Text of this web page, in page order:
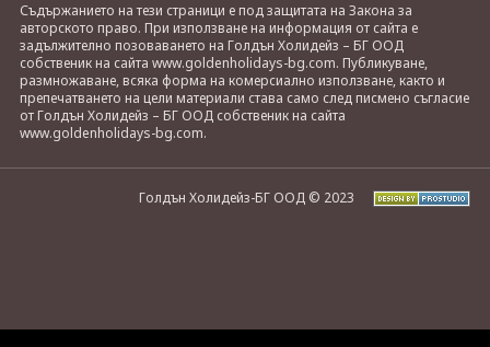
Съдържанието на тези страници е под защитата на Закона за
авторското право. При използване на информация от сайта е
задължително позоваването на Голдън Холидейз – БГ ООД
собственик на сайта www.goldenholidays-bg.com. Публикуване,
размножаване, всяка форма на комерсиално използване, както и
препечатването на цели материали става само след писмено съгласие
от Голдън Холидейз – БГ ООД собственик на сайта
www.goldenholidays-bg.com.
Голдън Холидейз-БГ ООД © 2023